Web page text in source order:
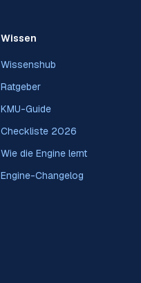
Wissen
Wissenshub
Ratgeber
KMU-Guide
Checkliste 2026
Wie die Engine lernt
Engine-Changelog